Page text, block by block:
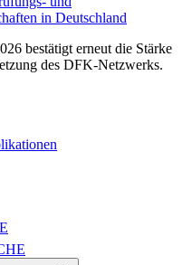
in Deutschland
bestätigt erneut die Stärke
des DFK-Netzwerks.